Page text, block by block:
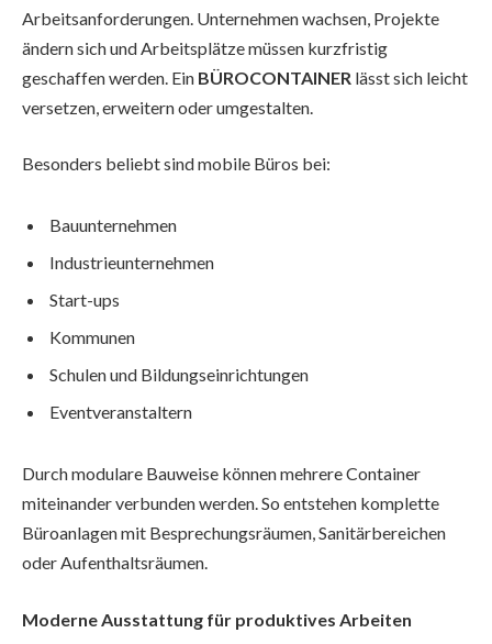
Arbeitsanforderungen. Unternehmen wachsen, Projekte
ändern sich und Arbeitsplätze müssen kurzfristig
geschaffen werden. Ein BÜROCONTAINER lässt sich leicht
versetzen, erweitern oder umgestalten.
Besonders beliebt sind mobile Büros bei:
Bauunternehmen
Industrieunternehmen
Start-ups
Kommunen
Schulen und Bildungseinrichtungen
Eventveranstaltern
Durch modulare Bauweise können mehrere Container
miteinander verbunden werden. So entstehen komplette
Büroanlagen mit Besprechungsräumen, Sanitärbereichen
oder Aufenthaltsräumen.
Moderne Ausstattung für produktives Arbeiten